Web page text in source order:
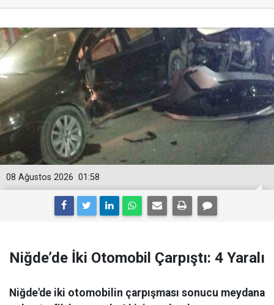
01:58
08 Ağustos 2026
Niğde’de İki Otomobil Çarpıştı: 4 Yaralı
Niğde'de iki otomobilin çarpışması sonucu meydana